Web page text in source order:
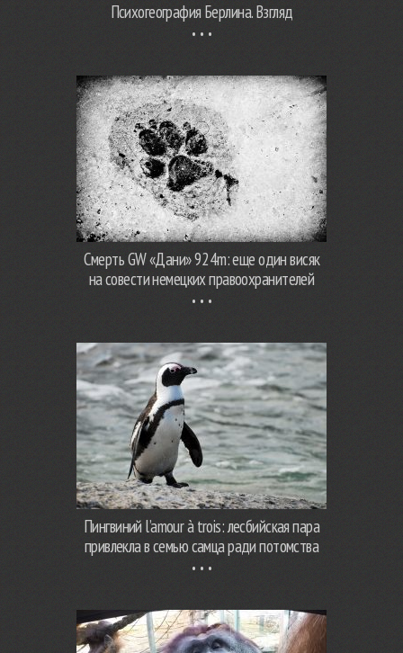
Психогеография Берлина. Взгляд
Смерть GW «Дани» 924m: еще один висяк
на совести немецких правоохранителей
Пингвиний l’amour à trois: лесбийская пара
привлекла в семью самца ради потомства